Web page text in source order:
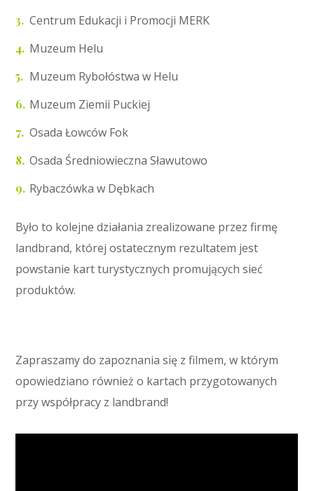
Centrum Edukacji i Promocji MERK
Muzeum Helu
Muzeum Rybołóstwa w Helu
Muzeum Ziemii Puckiej
Osada Łowców Fok
Osada Średniowieczna Sławutowo
Rybaczówka w Dębkach
Było to kolejne działania zrealizowane przez firmę
landbrand, której ostatecznym rezultatem jest
powstanie kart turystycznych promujących sieć
produktów.
Zapraszamy do zapoznania się z filmem, w którym
opowiedziano również o kartach przygotowanych
przy współpracy z landbrand!